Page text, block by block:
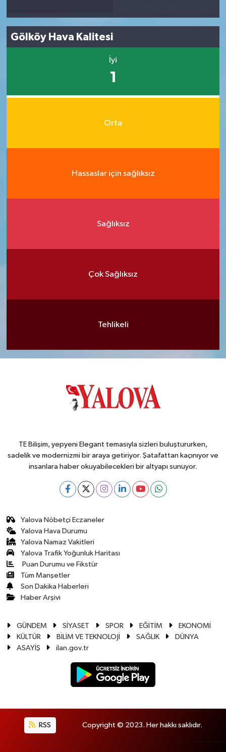
Gölköy Hava Kalitesi
İyi
1
Orta
Hassaslar için sağlıksız
Sağlıksız
Çok Sağlıksız
Tehlikeli
TE Bilişim, yepyeni Elegant temasıyla sizleri buluştururken,
sadelik ve modernizmi bir araya getiriyor. Şatafattan kaçınıyor ve
insanlara haber okuyabilecekleri bir altyapı sunuyor.
Yalova Nöbetçi Eczaneler
Yalova Hava Durumu
Yalova Namaz Vakitleri
Yalova Trafik Yoğunluk Haritası
Puan Durumu ve Fikstür
Tüm Manşetler
Son Dakika Haberleri
Haber Arşivi
GÜNDEM SİYASET SPOR EĞİTİM
EKONOMİ
KÜLTÜR
BİLİM VE TEKNOLOJİ SAĞLIK
DÜNYA
ASAYİŞ
ilan.gov.tr
RSS Copyright © 2023. Her hakkı saklıdır.